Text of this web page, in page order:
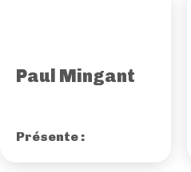
Paul Mingant
Présente :